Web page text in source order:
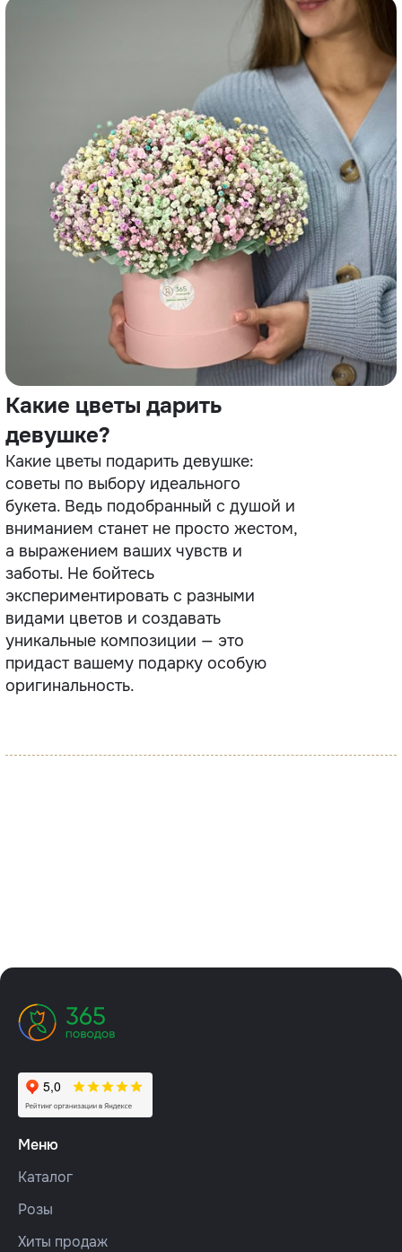
Какие цветы дарить
девушке?
Какие цветы подарить девушке:
советы по выбору идеального
букета. Ведь подобранный с душой и
вниманием станет не просто жестом,
а выражением ваших чувств и
заботы. Не бойтесь
экспериментировать с разными
видами цветов и создавать
уникальные композиции — это
придаст вашему подарку особую
оригинальность.
Меню
Каталог
Розы
Хиты продаж